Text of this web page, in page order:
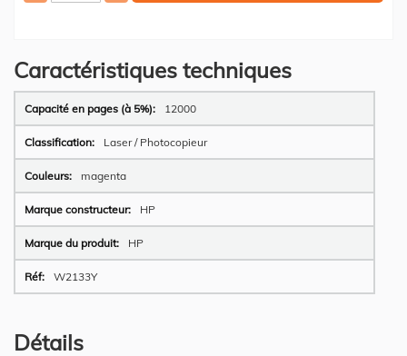
Caractéristiques techniques
Plus
d’information
12000
Laser / Photocopieur
magenta
HP
HP
W2133Y
Détails